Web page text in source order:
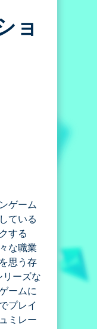
ョ
ゲーム
ている
する
な職業
思う存
リーズな
ームに
プレイ
ミレー